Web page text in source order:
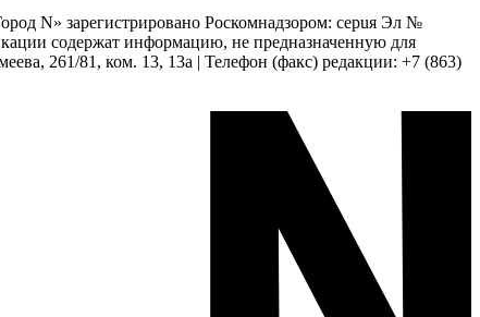
N» зарегистрировано Роскомнадзором: серuя Эл №
содержат информацию, не предназначенную для
261/81, ком. 13, 13а | Телефон (факс) редакции: +7 (863)